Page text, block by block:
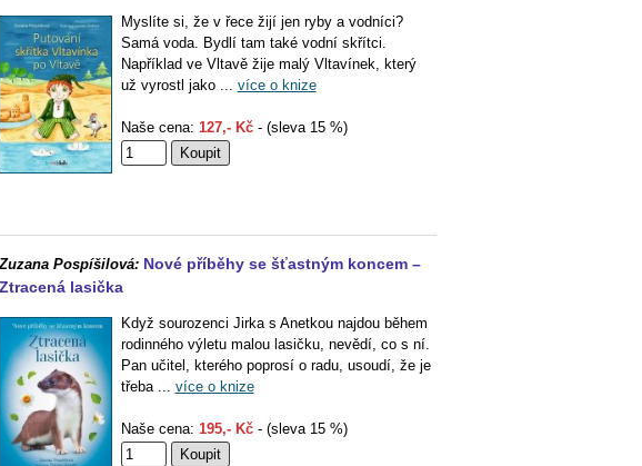
Myslíte si, že v řece žijí jen ryby a vodníci?
Samá voda. Bydlí tam také vodní skřítci.
Například ve Vltavě žije malý Vltavínek, který
už vyrostl jako ... více o knize
Naše cena: 127,- Kč- (sleva 15 %)
Pospíšilová: Nové příběhy se šťastným koncem –
Ztracená lasička
Když sourozenci Jirka s Anetkou najdou během
rodinného výletu malou lasičku, nevědí, co s ní.
Pan učitel, kterého poprosí o radu, usoudí, že je
třeba ... více o knize
Naše cena: 195,- Kč- (sleva 15 %)